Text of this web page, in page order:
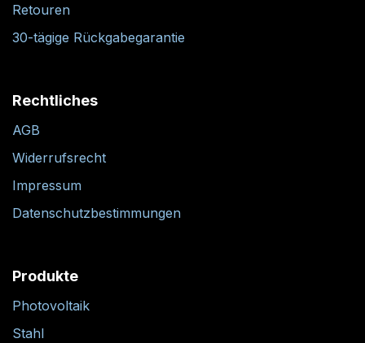
Retouren
30-tägige Rückgabegarantie
Rechtliches
AGB
Widerrufsrecht
Impressum
Datenschutzbestimmungen
Produkte
Photovoltaik
Stahl